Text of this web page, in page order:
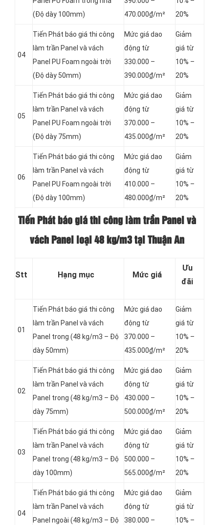
(Độ dày 100mm)
470.000₫/m²
20%
04
Tiến Phát báo giá thi công
làm trần Panel và vách
Panel PU Foam ngoài trời
(Độ dày 50mm)
Mức giá dao
động từ
330.000 –
390.000₫/m²
Giảm
giá từ
10% –
20%
05
Tiến Phát báo giá thi công
làm trần Panel và vách
Panel PU Foam ngoài trời
(Độ dày 75mm)
Mức giá dao
động từ
370.000 –
435.000₫/m²
Giảm
giá từ
10% –
20%
06
Tiến Phát báo giá thi công
làm trần Panel và vách
Panel PU Foam ngoài trời
(Độ dày 100mm)
Mức giá dao
động từ
410.000 –
480.000₫/m²
Giảm
giá từ
10% –
20%
Tiến Phát báo giá thi công làm trần Panel và
vách Panel loại 48 kg/m3 tại Thuận An
Stt Hạng mục Mức giá
Ưu
đãi
01
Tiến Phát báo giá thi công
làm trần Panel và vách
Panel trong (48 kg/m3 – Độ
dày 50mm)
Mức giá dao
động từ
370.000 –
435.000₫/m²
Giảm
giá từ
10% –
20%
02
Tiến Phát báo giá thi công
làm trần Panel và vách
Panel trong (48 kg/m3 – Độ
dày 75mm)
Mức giá dao
động từ
430.000 –
500.000₫/m²
Giảm
giá từ
10% –
20%
03
Tiến Phát báo giá thi công
làm trần Panel và vách
Panel trong (48 kg/m3 – Độ
dày 100mm)
Mức giá dao
động từ
500.000 –
565.000₫/m²
Giảm
giá từ
10% –
20%
04
Tiến Phát báo giá thi công
làm trần Panel và vách
Panel ngoài (48 kg/m3 – Độ
Mức giá dao
động từ
380.000 –
Giảm
giá từ
10% –